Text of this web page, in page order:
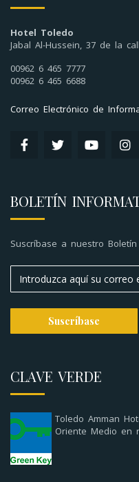
Hotel Toledo
Jabal Al-Hussein, 37 de la
00962 6 465 7777
00962 6 465 6688
Correo Electrónico de
BOLETÍN
Suscríbase a nuestro
CLAVE VERDE
Toledo Amman
Oriente Medio en